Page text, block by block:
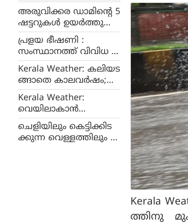
അരുവിക്കര ഡാമിന്റെ 5
ഷട്ടറുകള്‍ ഉയര്‍ത്തുന്നു:
സമീപ പ്രദേശങ്ങളില്‍
ജാഗ്രത പാലിക്കണ
മെന്ന് ജില്ലാ ഭരണകൂടം
പ്രളയ ഭീഷണി :
സംസ്ഥാനത്ത് വിവിധ ന
ദികളിൽ ഓറഞ്ച്, മഞ്ഞ
അലർട്ട്; തീരദേശ
വാസികൾ ജാഗ്രത
പാലിക്കണമെന്ന് ജല
സേചന വകുപ്പ്
Kerala Weather: കലിയട
ങ്ങാതെ കാലവര്‍ഷം;
അടുത്ത അഞ്ച് ദിവസം
മഴ 'തുടരും'
Kerala Weather:
വെയിലാകാൻ
കാത്തിരിക്കണം, മ
റാത്താവാഡയ്ക്ക് മുക
ളിൽ ന്യൂനമർദ്ദം, നാളെ
ചെളിയിലും കെട്ടിക്കിട
ക്കുന്ന വെള്ളത്തിലും ഇ
Kerala
ത്തിനു